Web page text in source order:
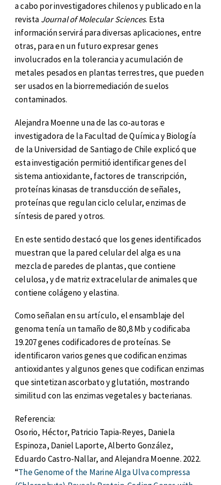
a cabo por investigadores chilenos y publicado en la
revista Journal of Molecular Sciences. Esta
información servirá para diversas aplicaciones, entre
otras, para en un futuro expresar genes
involucrados en la tolerancia y acumulación de
metales pesados en plantas terrestres, que pueden
ser usados en la biorremediación de suelos
contaminados.
Alejandra Moenne una de las co-autoras e
investigadora de la Facultad de Química y Biología
de la Universidad de Santiago de Chile explicó que
esta investigación permitió identificar genes del
sistema antioxidante, factores de transcripción,
proteínas kinasas de transducción de señales,
proteínas que regulan ciclo celular, enzimas de
síntesis de pared y otros.
En este sentido destacó que los genes identificados
muestran que la pared celular del alga es una
mezcla de paredes de plantas, que contiene
celulosa, y de matriz extracelular de animales que
contiene colágeno y elastina.
Como señalan en su artículo, el ensamblaje del
genoma tenía un tamaño de 80,8 Mb y codificaba
19.207 genes codificadores de proteínas. Se
identificaron varios genes que codifican enzimas
antioxidantes y algunos genes que codifican enzimas
que sintetizan ascorbato y glutatión, mostrando
similitud con las enzimas vegetales y bacterianas.
Referencia:
Osorio, Héctor, Patricio Tapia-Reyes, Daniela
Espinoza, Daniel Laporte, Alberto González,
Eduardo Castro-Nallar, and Alejandra Moenne. 2022.
“The Genome of the Marine Alga Ulva compressa